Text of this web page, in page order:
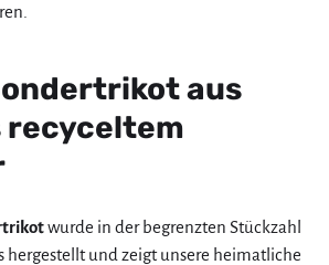
aus
recyceltem
wurde in der begrenzten Stückzahl
hergestellt und zeigt unsere heimatliche